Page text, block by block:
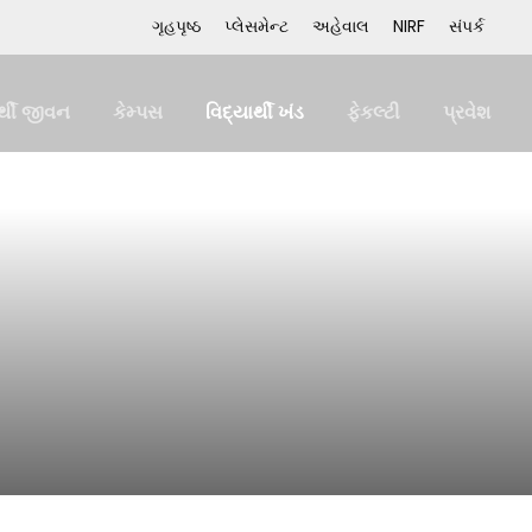
ગૃહપૃષ્ઠ પ્લેસમેન્ટ અહેવાલ NIRF સંપર્ક
જીવન કેમ્પસ વિદ્યાર્થી ખંડ ફેકલ્ટી પ્રવેશ